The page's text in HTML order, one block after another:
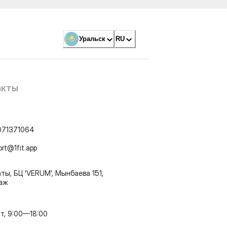
Уральск RU
БЦ 'VERUM', Мынбаева 151,
9:00—18:00